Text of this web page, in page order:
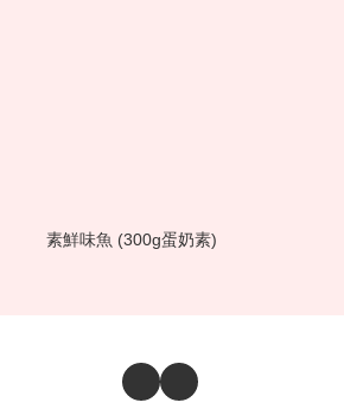
素鮮味魚 (300g蛋奶素)